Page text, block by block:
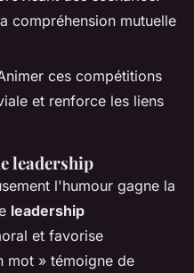
compréhension mutuelle
ces compétitions
et renforce les liens
leadership
l'humour gagne la
leadership
et favorise
mot » témoigne de